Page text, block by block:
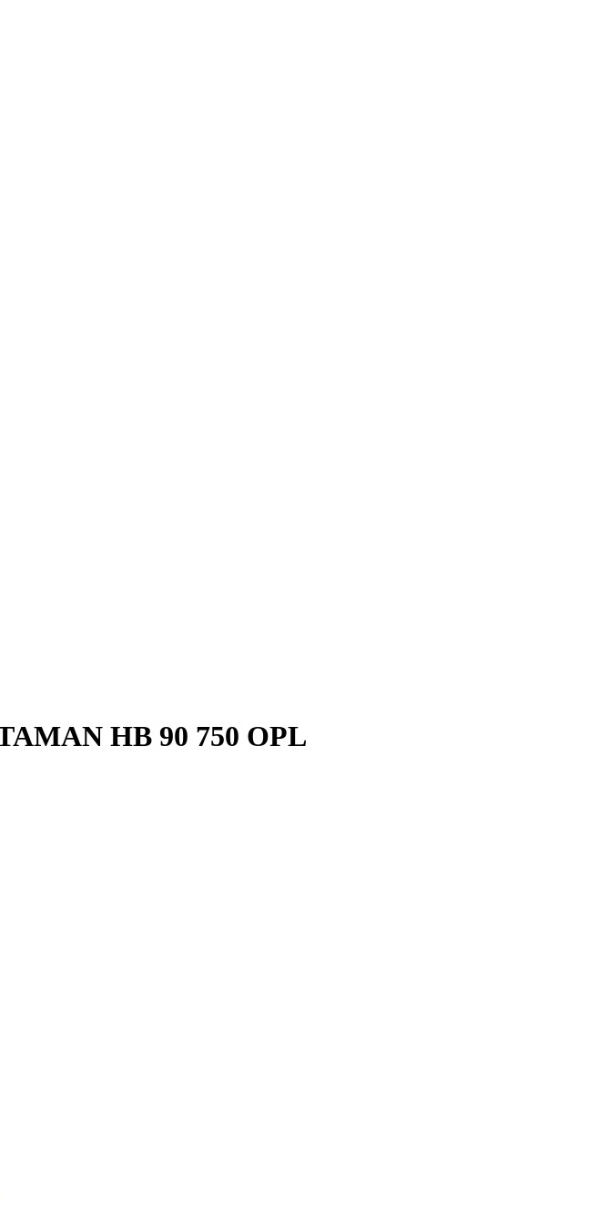
HB 90 750 OPL